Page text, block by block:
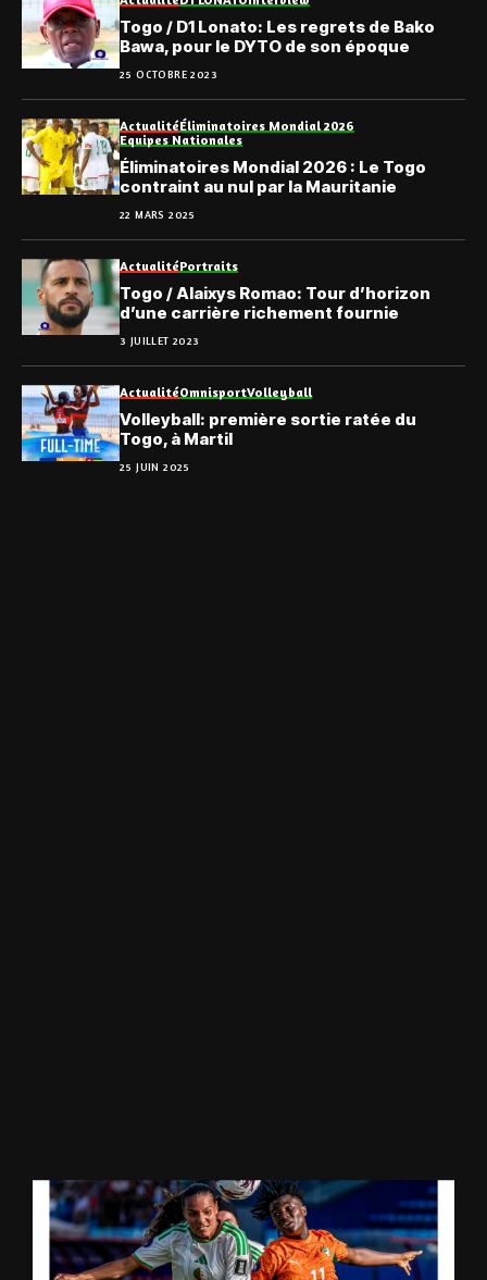
Togo / D1 Lonato: Les regrets de Bako
Bawa, pour le DYTO de son époque
25 OCTOBRE 2023
ActualitéÉliminatoires Mondial 2026
Equipes Nationales
Éliminatoires Mondial 2026 : Le Togo
contraint au nul par la Mauritanie
22 MARS 2025
ActualitéPortraits
Togo / Alaixys Romao: Tour d’horizon
d’une carrière richement fournie
3 JUILLET 2023
ActualitéOmnisportVolleyball
Volleyball: première sortie ratée du
Togo, à Martil
25 JUIN 2025